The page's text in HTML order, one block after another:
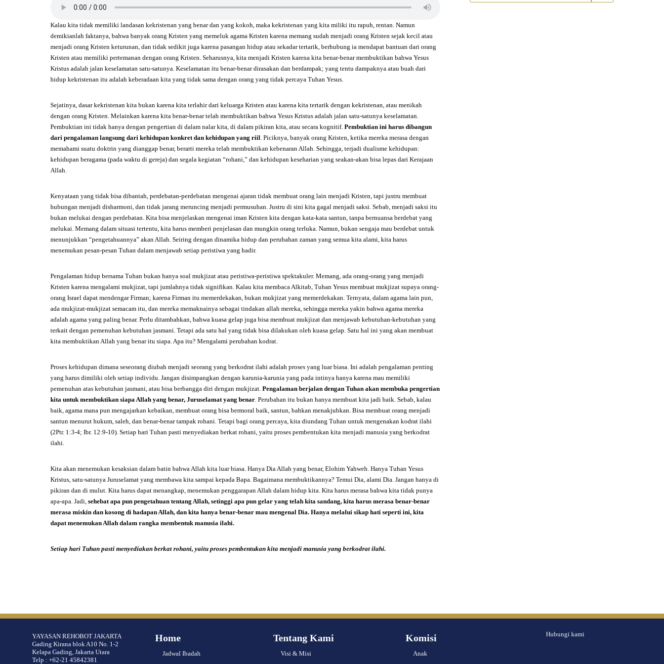
Kalau kita tidak memiliki landasan kekristenan yang benar dan yang kokoh, maka kekristenan yang kita miliki itu rapuh, rentan. Namun
demikianlah faktanya, bahwa banyak orang Kristen yang memeluk agama Kristen karena memang sudah menjadi orang Kristen sejak kecil atau
menjadi orang Kristen keturunan, dan tidak sedikit juga karena pasangan hidup atau sekadar tertarik, berhubung ia mendapat bantuan dari orang
Kristen atau memiliki pertemanan dengan orang Kristen. Seharusnya, kita menjadi Kristen karena kita benar-benar membuktikan bahwa Yesus
Kristus adalah jalan keselamatan satu-satunya. Keselamatan itu benar-benar dirasakan dan berdampak; yang tentu dampaknya atau buah dari
hidup kekristenan itu adalah keberadaan kita yang tidak sama dengan orang yang tidak percaya Tuhan Yesus.
Sejatinya, dasar kekristenan kita bukan karena kita terlahir dari keluarga Kristen atau karena kita tertarik dengan kekristenan, atau menikah
dengan orang Kristen. Melainkan karena kita benar-benar telah membuktikan bahwa Yesus Kristus adalah jalan satu-satunya keselamatan.
Pembuktian ini tidak hanya dengan pengertian di dalam nalar kita, di dalam pikiran kita, atau secara kognitif. Pembuktian ini harus dibangun
dari pengalaman langsung dari kehidupan konkret dan kehidupan yang riil. Piciknya, banyak orang Kristen, ketika mereka merasa dengan
memahami suatu doktrin yang dianggap benar, berarti mereka telah membuktikan kebenaran Allah. Sehingga, terjadi dualisme kehidupan:
kehidupan beragama (pada waktu di gereja) dan segala kegiatan “rohani,” dan kehidupan keseharian yang seakan-akan bisa lepas dari Kerajaan
Allah.
Kenyataan yang tidak bisa dibantah, perdebatan-perdebatan mengenai ajaran tidak membuat orang lain menjadi Kristen, tapi justru membuat
hubungan menjadi disharmoni, dan tidak jarang meruncing menjadi permusuhan. Justru di sini kita gagal menjadi saksi. Sebab, menjadi saksi itu
bukan melukai dengan perdebatan. Kita bisa menjelaskan mengenai iman Kristen kita dengan kata-kata santun, tanpa bernuansa berdebat yang
melukai. Memang dalam situasi tertentu, kita harus memberi penjelasan dan mungkin orang terluka. Namun, bukan sengaja mau berdebat untuk
menunjukkan “pengetahuannya” akan Allah. Seiring dengan dinamika hidup dan perubahan zaman yang semua kita alami, kita harus
menemukan pesan-pesan Tuhan dalam menjawab setiap peristiwa yang hadir.
Pengalaman hidup bersama Tuhan bukan hanya soal mukjizat atau peristiwa-peristiwa spektakuler. Memang, ada orang-orang yang menjadi
Kristen karena mengalami mukjizat, tapi jumlahnya tidak signifikan. Kalau kita membaca Alkitab, Tuhan Yesus membuat mukjizat supaya orang-
orang Israel dapat mendengar Firman; karena Firman itu memerdekakan, bukan mukjizat yang memerdekakan. Ternyata, dalam agama lain pun,
ada mukjizat-mukjizat semacam itu, dan mereka memaknainya sebagai tindakan allah mereka, sehingga mereka yakin bahwa agama mereka
adalah agama yang paling benar. Perlu ditambahkan, bahwa kuasa gelap juga bisa membuat mukjizat dan menjawab kebutuhan-kebutuhan yang
terkait dengan pemenuhan kebutuhan jasmani. Tetapi ada satu hal yang tidak bisa dilakukan oleh kuasa gelap. Satu hal ini yang akan membuat
kita membuktikan Allah yang benar itu siapa. Apa itu? Mengalami perubahan kodrat.
Proses kehidupan dimana seseorang diubah menjadi seorang yang berkodrat ilahi adalah proses yang luar biasa. Ini adalah pengalaman penting
yang harus dimiliki oleh setiap individu. Jangan disimpangkan dengan karunia-karunia yang pada intinya hanya karena mau memiliki
pemenuhan atas kebutuhan jasmani, atau bisa berbangga diri dengan mukjizat. Pengalaman berjalan dengan Tuhan akan membuka pengertian
kita untuk membuktikan siapa Allah yang benar, Juruselamat yang benar. Perubahan itu bukan hanya membuat kita jadi baik. Sebab, kalau
baik, agama mana pun mengajarkan kebaikan, membuat orang bisa bermoral baik, santun, bahkan menakjubkan. Bisa membuat orang menjadi
santun menurut hukum, saleh, dan benar-benar tampak rohani. Tetapi bagi orang percaya, kita diundang Tuhan untuk mengenakan kodrat ilahi
(2Ptr. 1:3-4; Ibr. 12:9-10). Setiap hari Tuhan pasti menyediakan berkat rohani, yaitu proses pembentukan kita menjadi manusia yang berkodrat
ilahi.
Kita akan menemukan kesaksian dalam batin bahwa Allah kita luar biasa. Hanya Dia Allah yang benar, Elohim Yahweh. Hanya Tuhan Yesus
Kristus, satu-satunya Juruselamat yang membawa kita sampai kepada Bapa. Bagaimana membuktikannya? Temui Dia, alami Dia. Jangan hanya di
pikiran dan di mulut. Kita harus dapat menangkap, menemukan penggarapan Allah dalam hidup kita. Kita harus merasa bahwa kita tidak punya
apa-apa. Jadi, sehebat apa pun pengetahuan tentang Allah, setinggi apa pun gelar yang telah kita sandang, kita harus merasa benar-benar
merasa miskin dan kosong di hadapan Allah, dan kita hanya benar-benar mau mengenal Dia. Hanya melalui sikap hati seperti ini, kita
dapat menemukan Allah dalam rangka membentuk manusia ilahi.
Setiap hari Tuhan pasti menyediakan berkat rohani, yaitu proses pembentukan kita menjadi manusia yang berkodrat ilahi.
YAYASAN REHOBOT JAKARTA
Gading Kirana blok A10 No. 1-2
Kelapa Gading, Jakarta Utara
Telp : +62-21 45842381
Home
Jadwal Ibadah
Tentang Kami
Visi & Misi
Komisi
Anak
Hubungi kami